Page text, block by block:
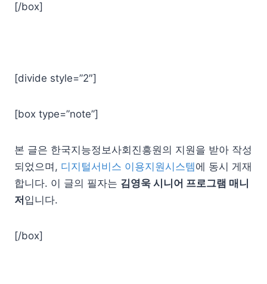
[/box]
[divide style=”2″]
[box type=”note”]
본 글은 한국지능정보사회진흥원의 지원을 받아 작성
되었으며, 디지털서비스 이용지원시스템에 동시 게재
합니다. 이 글의 필자는 김영욱 시니어 프로그램 매니
저 입니다.
[/box]